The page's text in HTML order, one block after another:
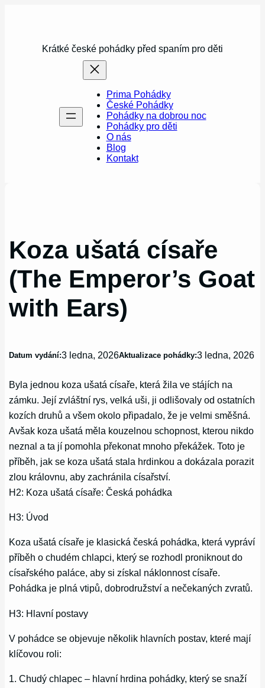
Krátké české pohádky před spaním pro děti
Prima Pohádky
České Pohádky
Pohádky na dobrou noc
Pohádky pro děti
O nás
Blog
Kontakt
Koza ušatá císaře
(The Emperor’s Goat
with Ears)
Datum vydání:3 ledna, 2026Aktualizace pohádky:3 ledna, 2026
Byla jednou koza ušatá císaře, která žila ve stájích na
zámku. Její zvláštní rys, velká uši, ji odlišovaly od ostatních
kozích druhů a všem okolo připadalo, že je velmi směšná.
Avšak koza ušatá měla kouzelnou schopnost, kterou nikdo
neznal a ta jí pomohla překonat mnoho překážek. Toto je
příběh, jak se koza ušatá stala hrdinkou a dokázala porazit
zlou královnu, aby zachránila císařství.
H2: Koza ušatá císaře: Česká pohádka
H3: Úvod
Koza ušatá císaře je klasická česká pohádka, která vypráví
příběh o chudém chlapci, který se rozhodl proniknout do
císařského paláce, aby si získal náklonnost císaře.
Pohádka je plná vtipů, dobrodružství a nečekaných zvratů.
H3: Hlavní postavy
V pohádce se objevuje několik hlavních postav, které mají
klíčovou roli:
1. Chudý chlapec – hlavní hrdina pohádky, který se snaží